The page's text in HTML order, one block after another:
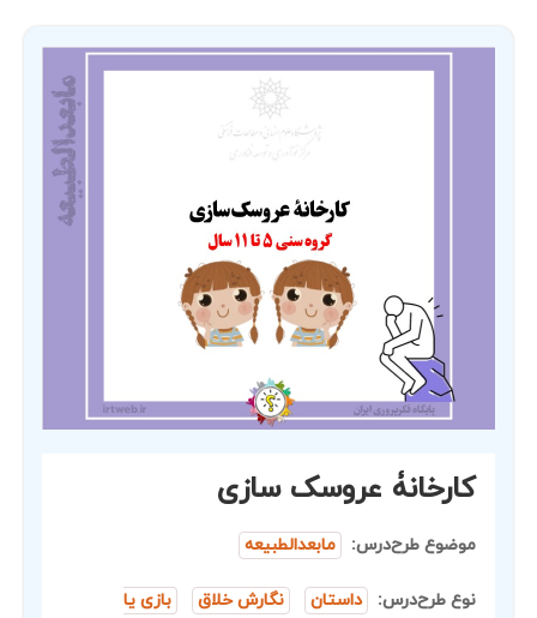
کارخانۀ عروسک سازی
موضوع طرح‌درس: مابعدالطبیعه
نوع طرح‌درس: داستان نگارش خلاق
بازی یا